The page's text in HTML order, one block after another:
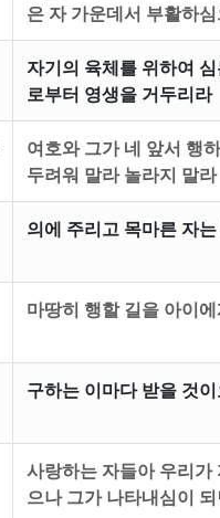
은 자 가운데서 부활하
자기의 육체를 위하여
로부터 영생을 거두리라
여호와 그가 네 앞서 행
두려워 말라 놀라지 말라
의에 주리고 목마른 자
마땅히 행할 길을 아이
구하는 이마다 받을 것
사랑하는 자들아 우리가
으나 그가 나타내심이